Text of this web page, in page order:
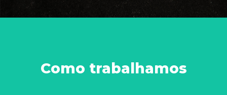
Como trabalhamos